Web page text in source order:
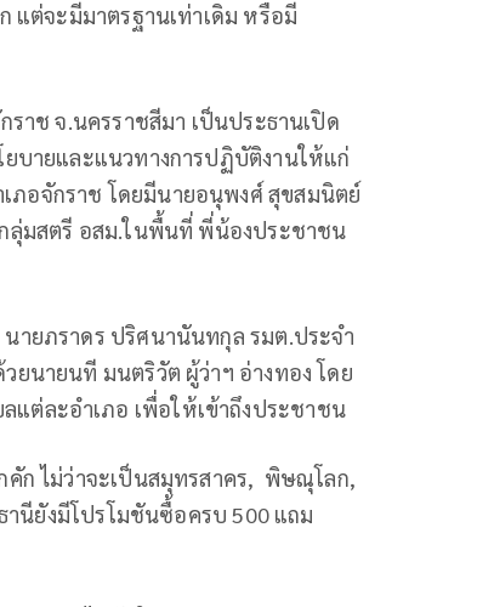
แต่จะมีมาตรฐานเท่าเดิม หรือมี
าช จ.นครราชสีมา เป็นประธานเปิด
บายและแนวทางการปฏิบัติงานให้แก่
อจักราช โดยมีนายอนุพงศ์ สุขสมนิตย์
ลุ่มสตรี อสม.ในพื้นที่ พี่น้องประชาชน
ายภราดร ปริศนานันทกุล รมต.ประจำ
ยนายนที มนตริวัต ผู้ว่าฯ อ่างทอง โดย
แต่ละอำเภอ เพื่อให้เข้าถึงประชาชน
คัก ไม่ว่าจะเป็นสมุทรสาคร, พิษณุโลก,
นียังมีโปรโมชันซื้อครบ 500 แถม